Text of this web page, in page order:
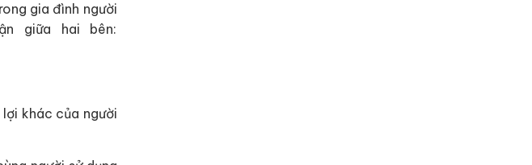
gia đình người
giữa hai bên:
khác của người